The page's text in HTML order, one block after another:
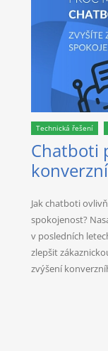
Technická řešení
Chatboti
Jak chatboti
spokojenost?
v posledních
zlepšit
zvýšení